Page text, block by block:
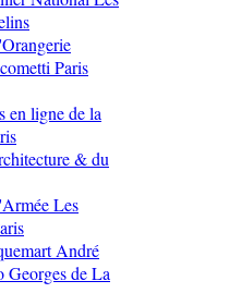
Paris
en ligne de la
& du
Les
André
Georges de La